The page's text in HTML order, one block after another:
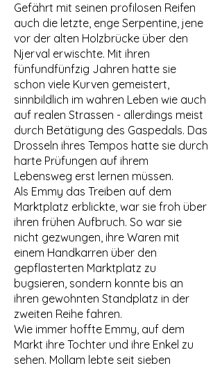
Gefährt mit seinen profilosen Reifen
auch die letzte, enge Serpentine, jene
vor der alten Holzbrücke über den
Njerval erwischte. Mit ihren
fünfundfünfzig Jahren hatte sie
schon viele Kurven gemeistert,
sinnbildlich im wahren Leben wie auch
auf realen Strassen - allerdings meist
durch Betätigung des Gaspedals. Das
Drosseln ihres Tempos hatte sie durch
harte Prüfungen auf ihrem
Lebensweg erst lernen müssen.
Als Emmy das Treiben auf dem
Marktplatz erblickte, war sie froh über
ihren frühen Aufbruch. So war sie
nicht gezwungen, ihre Waren mit
einem Handkarren über den
gepflasterten Marktplatz zu
bugsieren, sondern konnte bis an
ihren gewohnten Standplatz in der
zweiten Reihe fahren.
Wie immer hoffte Emmy, auf dem
Markt ihre Tochter und ihre Enkel zu
sehen. Mollam lebte seit sieben